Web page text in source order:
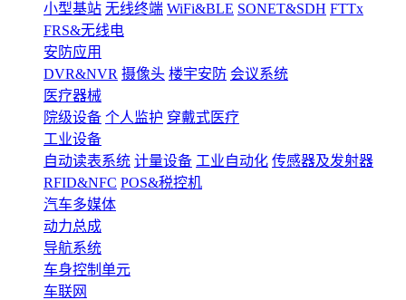
小型基站 无线终端 WiFi&BLE SONET&SDH FTTx
FRS&无线电
安防应用
DVR&NVR 摄像头 楼宇安防 会议系统
医疗器械
院级设备 个人监护 穿戴式医疗
工业设备
自动读表系统 计量设备 工业自动化 传感器及发射器
RFID&NFC POS&税控机
汽车多媒体
动力总成
导航系统
车身控制单元
车联网